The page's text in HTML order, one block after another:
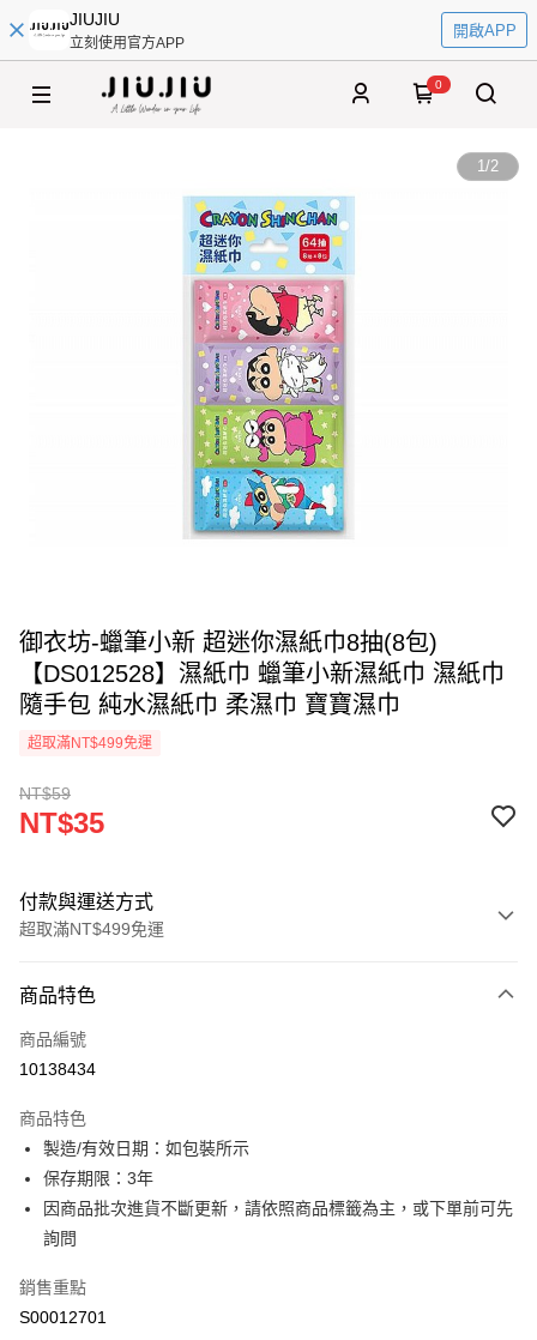
JIUJIU
立刻使用官方APP
開啟APP
0
1/2
御衣坊-蠟筆小新 超迷你濕紙巾8抽(8包)
【DS012528】濕紙巾 蠟筆小新濕紙巾 濕紙巾
隨手包 純水濕紙巾 柔濕巾 寶寶濕巾
超取滿NT$499免運
NT$59
NT$35
付款與運送方式
超取滿NT$499免運
信用卡一次付款
超商取貨付款
Apple Pay
街口支付
ATM付款
運送方式
全家取貨付款
商品特色
商品編號
10138434
商品特色
製造/有效日期：如包裝所示
保存期限：3年
因商品批次進貨不斷更新，請依照商品標籤為主，或下單前可先
詢問
銷售重點
S00012701